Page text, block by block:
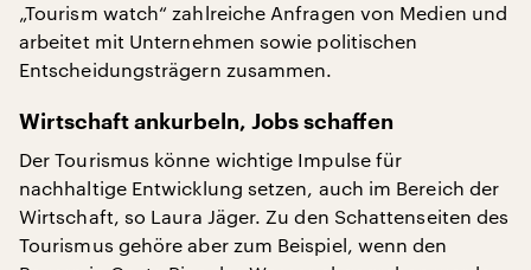
„Tourism watch“ zahlreiche Anfragen von Medien und
arbeitet mit Unternehmen sowie politischen
Entscheidungsträgern zusammen.
Wirtschaft ankurbeln, Jobs schaffen
Der Tourismus könne wichtige Impulse für
nachhaltige Entwicklung setzen, auch im Bereich der
Wirtschaft, so Laura Jäger. Zu den Schattenseiten des
Tourismus gehöre aber zum Beispiel, wenn den